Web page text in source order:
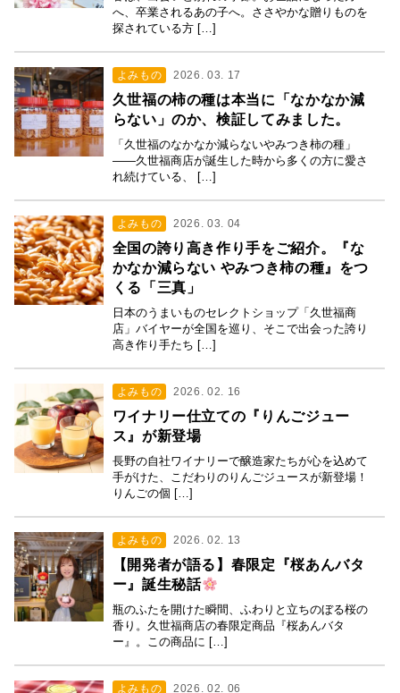
へ、卒業されるあの子へ。ささやかな贈りものを
探されている方 […]
よみもの 2026. 03. 17
久世福の柿の種は本当に「なかなか減
らない」のか、検証してみました。
「久世福のなかなか減らないやみつき柿の種」
——久世福商店が誕生した時から多くの方に愛さ
れ続けている、 […]
よみもの 2026. 03. 04
全国の誇り高き作り手をご紹介。『な
かなか減らない やみつき柿の種』をつ
くる「三真」
日本のうまいものセレクトショップ「久世福商
店」バイヤーが全国を巡り、そこで出会った誇り
高き作り手たち […]
よみもの 2026. 02. 16
ワイナリー仕立ての『りんごジュー
ス』が新登場
長野の自社ワイナリーで醸造家たちが心を込めて
手がけた、こだわりのりんごジュースが新登場！
りんごの個 […]
よみもの 2026. 02. 13
【開発者が語る】春限定『桜あんバタ
ー』誕生秘話
瓶のふたを開けた瞬間、ふわりと立ちのぼる桜の
香り。久世福商店の春限定商品『桜あんバタ
ー』。この商品に […]
よみもの 2026. 02. 06